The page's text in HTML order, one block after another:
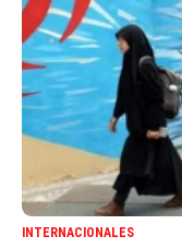
INTERNACIONALES